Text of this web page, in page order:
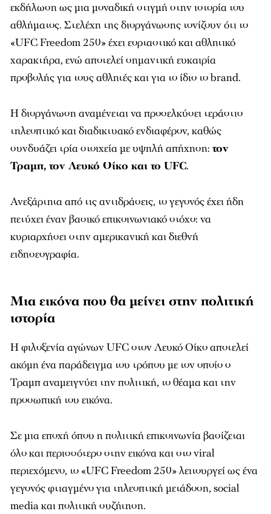
εκδήλωση ως μια μοναδική στιγμή στην ιστορία του
αθλήματος. Στελέχη της διοργάνωσης τονίζουν ότι το
«UFC Freedom 250» έχει εορταστικό και αθλητικό
χαρακτήρα, ενώ αποτελεί σημαντική ευκαιρία
προβολής για τους αθλητές και για το ίδιο το brand.
Η διοργάνωση αναμένεται να προσελκύσει τεράστιο
τηλεοπτικό και διαδικτυακό ενδιαφέρον, καθώς
συνδυάζει τρία στοιχεία με υψηλή απήχηση: τον
Τραμπ, τον Λευκό Οίκο και το UFC.
Ανεξάρτητα από τις αντιδράσεις, το γεγονός έχει ήδη
πετύχει έναν βασικό επικοινωνιακό στόχο: να
κυριαρχήσει στην αμερικανική και διεθνή
ειδησεογραφία.
Μια εικόνα που θα μείνει στην πολιτική
ιστορία
Η φιλοξενία αγώνων UFC στον Λευκό Οίκο αποτελεί
ακόμη ένα παράδειγμα του τρόπου με τον οποίο ο
Τραμπ αναμειγνύει την πολιτική, το θέαμα και την
προσωπική του εικόνα.
Σε μια εποχή όπου η πολιτική επικοινωνία βασίζεται
όλο και περισσότερο στην εικόνα και στο viral
περιεχόμενο, το «UFC Freedom 250» λειτουργεί ως ένα
γεγονός φτιαγμένο για τηλεοπτική μετάδοση, social
media και πολιτική συζήτηση.